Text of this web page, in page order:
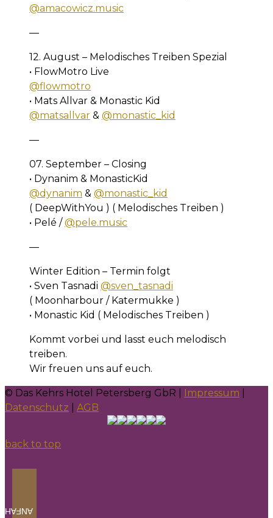
@amacowicz.music
—
12. August – Melodisches Treiben Spezial
• FlowMotro Live
@flowmotro
• Mats Allvar & Monastic Kid
@matsallvar & @monastic_kid
—
07. September – Closing
• Dynanim & MonasticKid
@dynanim & @monastic_kid
( DeepWithYou ) ( Melodisches Treiben )
• Pelé /@pele.music
—
Winter Edition – Termin folgt
• Sven Tasnadi @sven_tasnadi
( Moonharbour / Katermukke )
• Monastic Kid ( Melodisches Treiben )
Kommt vorbei und lasst euch melodisch
treiben.
Wir freuen uns auf euch.
© Das Kehrs Hotel Petersberg GbR | Impressum
Datenschutz
AGB
back to top